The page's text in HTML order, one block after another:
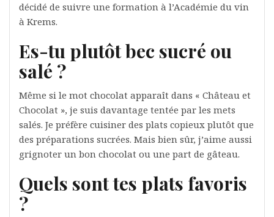
décidé de suivre une formation à l’Académie du vin
à Krems.
Es-tu plutôt bec sucré ou
salé ?
Même si le mot chocolat apparaît dans « Château et
Chocolat », je suis davantage tentée par les mets
salés. Je préfère cuisiner des plats copieux plutôt que
des préparations sucrées. Mais bien sûr, j’aime aussi
grignoter un bon chocolat ou une part de gâteau.
Quels sont tes plats favoris
?